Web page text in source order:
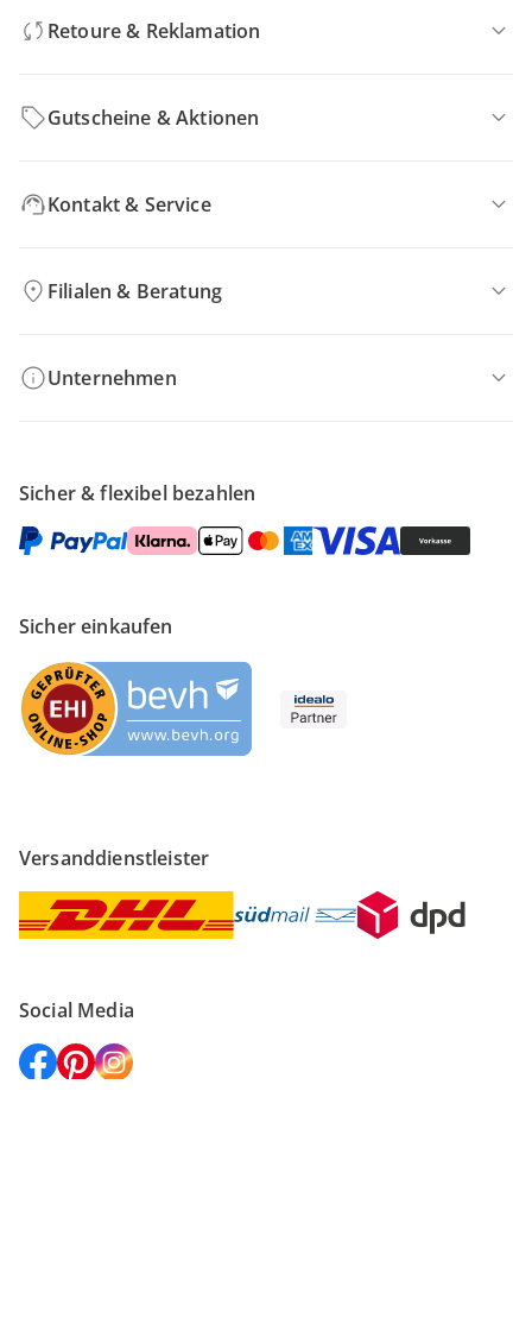
Retoure & Reklamation
Gutscheine & Aktionen
Kontakt & Service
Filialen & Beratung
Unternehmen
Sicher & flexibel bezahlen
Sicher einkaufen
Versanddienstleister
Social Media